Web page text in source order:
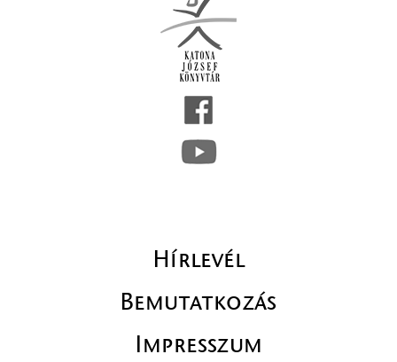
Hírlevél
Bemutatkozás
Impresszum